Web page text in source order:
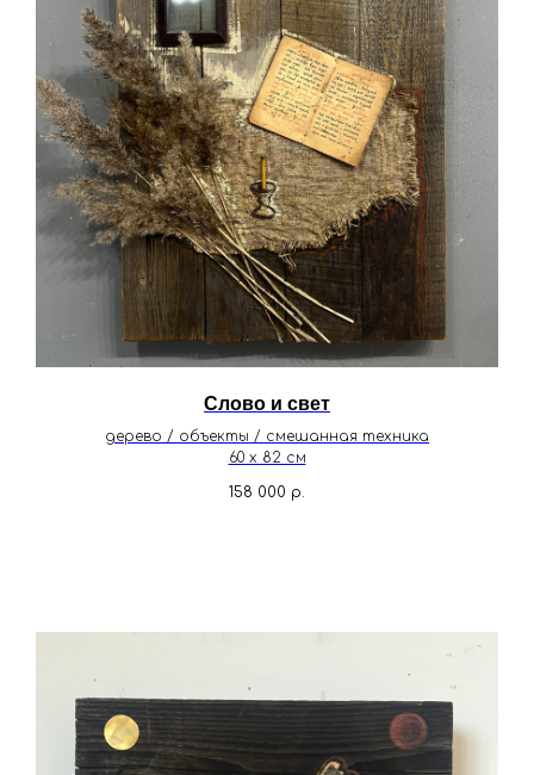
Слово и свет
дерево / объекты / смешанная техника
60 х 82 см
158 000 р.